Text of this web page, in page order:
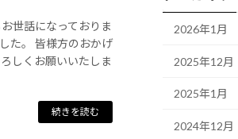
世話になっておりま
た。 皆様方のおかげ
しくお願いいたしま
続きを読む
2026年1月
2025年12月
2025年1月
2024年12月